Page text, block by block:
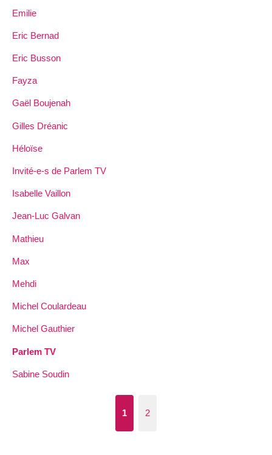
Emilie
Eric Bernad
Eric Busson
Fayza
Gaël Boujenah
Gilles Dréanic
Héloïse
Invité-e-s de Parlem TV
Isabelle Vaillon
Jean-Luc Galvan
Mathieu
Max
Mehdi
Michel Coulardeau
Michel Gauthier
Parlem TV
Sabine Soudin
1 2